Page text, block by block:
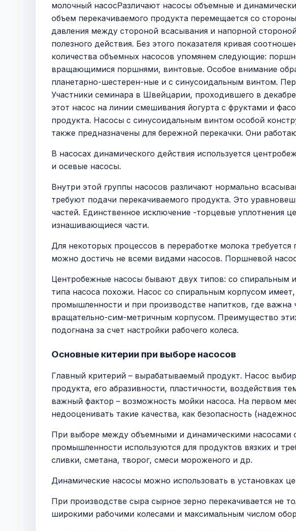
молочный насосРазличают насосы объемные и
объем перекачиваемого продукта перемещается со
давления между стороной всасывания и напорной
полезного действия. Без этого показателя кривая
количества объемных насосов упомянем следующие:
вращающимися поршнями, винтовые. Особое внимание
планетарно-шестерен-ные и с синусоидальным винтом.
Участники семинара в Швейцарии, проходившего в
этот насос на линии смешивания йогурта с фруктами и
продукта. Насосы с синусоидальным винтом особой
также предназначены для бережной перекачки. Они
В насосах динамического действия используется
и осевые насосы.
Внутри этой группы насосов различают нормально
требуют подачи перекачиваемого продукта. Это
частей. Единственное исключение -торцевые
изнашивающиеся части.
Для некоторых процессов в переработке молока
можно достичь не всеми видами насосов. Поршневой
Центробежные насосы бывают двух типов: со спиральным
типа насоса похожи. Насос со спиральным корпусом
промышленности и при производстве напитков, где важна
вращательно-сим-метричным корпусом. Преимущество
подогнана за счет настройки рабочего колеса.
Основные китерии при выборе насосов
Главный критерий – вырабатываемый продукт. Насос
продукта, его абразивности, пластичности, воздействия
важный фактор – возможность мойки насоса. На первом
недооценивать такие качества, как безопасность
При выборе между объемными и динамическими насосами
промышленности используются для продуктов вязких и
сливки, сметана, творог, смеси мороженого и др.
Динамические насосы можно использовать в установках
При производстве сыра сырное зерно перекачивается не
широкими рабочими колесами и максимальным числом